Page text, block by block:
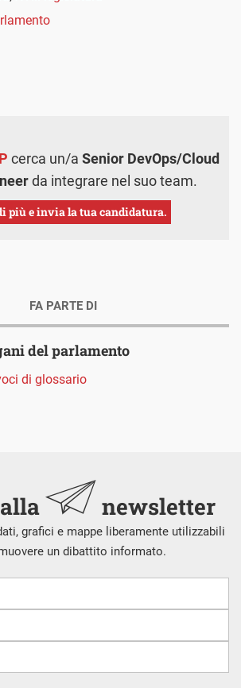
cerca un/a Senior DevOps/Cloud
da integrare nel suo team.
più e invia la tua candidatura.
FA PARTE DI
del parlamento
di glossario
newsletter
grafici e mappe liberamente utilizzabili
un dibattito informato.